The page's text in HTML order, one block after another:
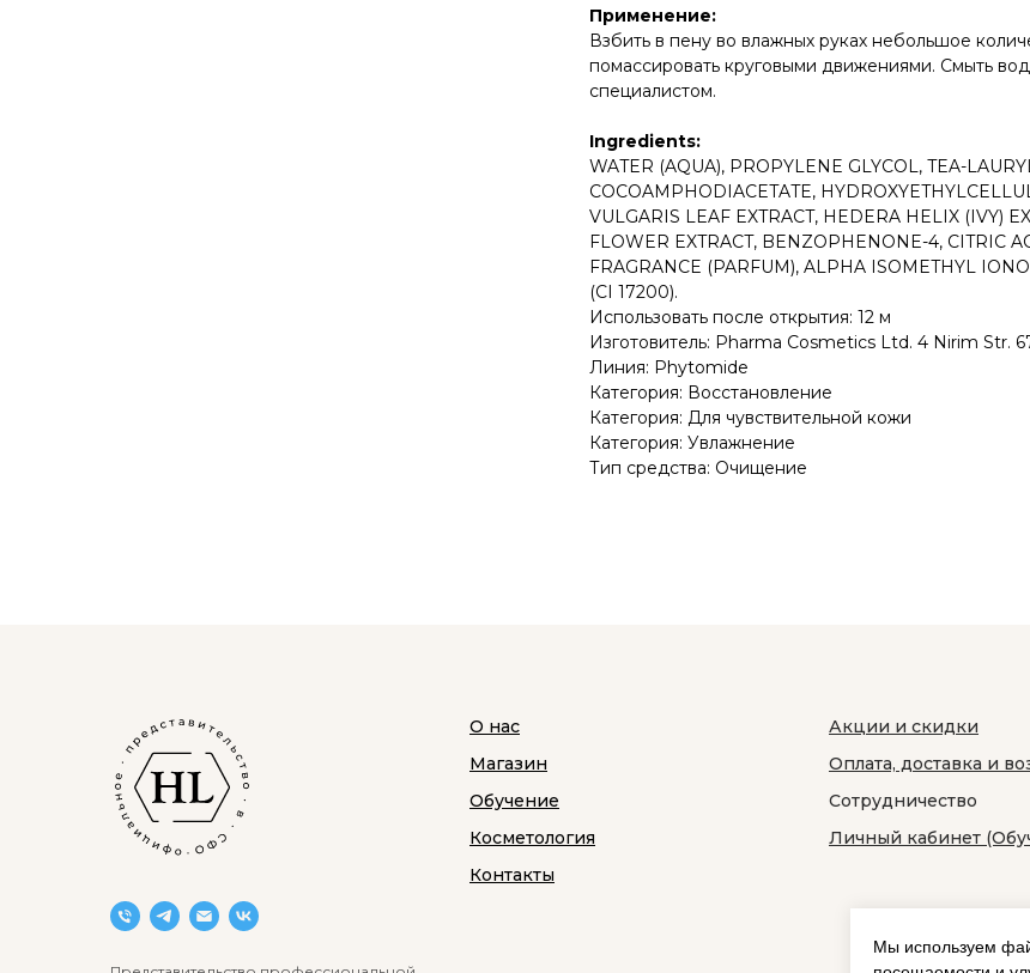
Мы используем
Применение:
Взбить в пену во влажных руках небольшое
помассировать круговыми движениями. Смыть
специалистом.
Ingredients:
WATER (AQUA), PROPYLENE GLYCOL, TEA-
COCOAMPHODIACETATE,
VULGARIS LEAF EXTRACT, HEDERA HELIX (IVY)
FLOWER EXTRACT, BENZOPHENONE-4, CITRIC
FRAGRANCE (PARFUM), ALPHA ISOMETHYL
(CI 17200).
Использовать после открытия: 12 м
Изготовитель: Pharma Cosmetics Ltd. 4 Nirim Str.
Линия: Phytomide
Категория: Восстановление
Категория: Для чувствительной кожи
Категория: Увлажнение
Тип средства: Очищение
О нас
Магазин
Обучение
Косметология
Контакты
Акции и скидки
Оплата, доставка и
Сотрудничество
Личный кабинет